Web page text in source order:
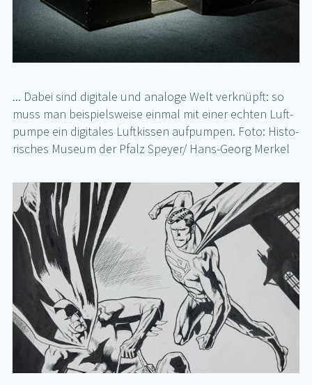
... Da­bei sind di­gi­ta­le und ana­lo­ge Welt ver­knüpft: so
muss man bei­spiels­wei­se ein­mal mit ei­ner ech­ten Luft­
pum­pe ein di­gi­ta­les Luft­kis­sen auf­pum­pen. Foto: His­to­
ri­sches Mu­se­um der Pfalz Spey­er/ Hans-Ge­org Mer­kel